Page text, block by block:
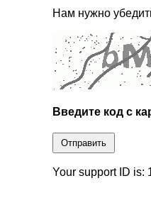
Нам нужно
Введите код с
Отправить
Your support ID is: